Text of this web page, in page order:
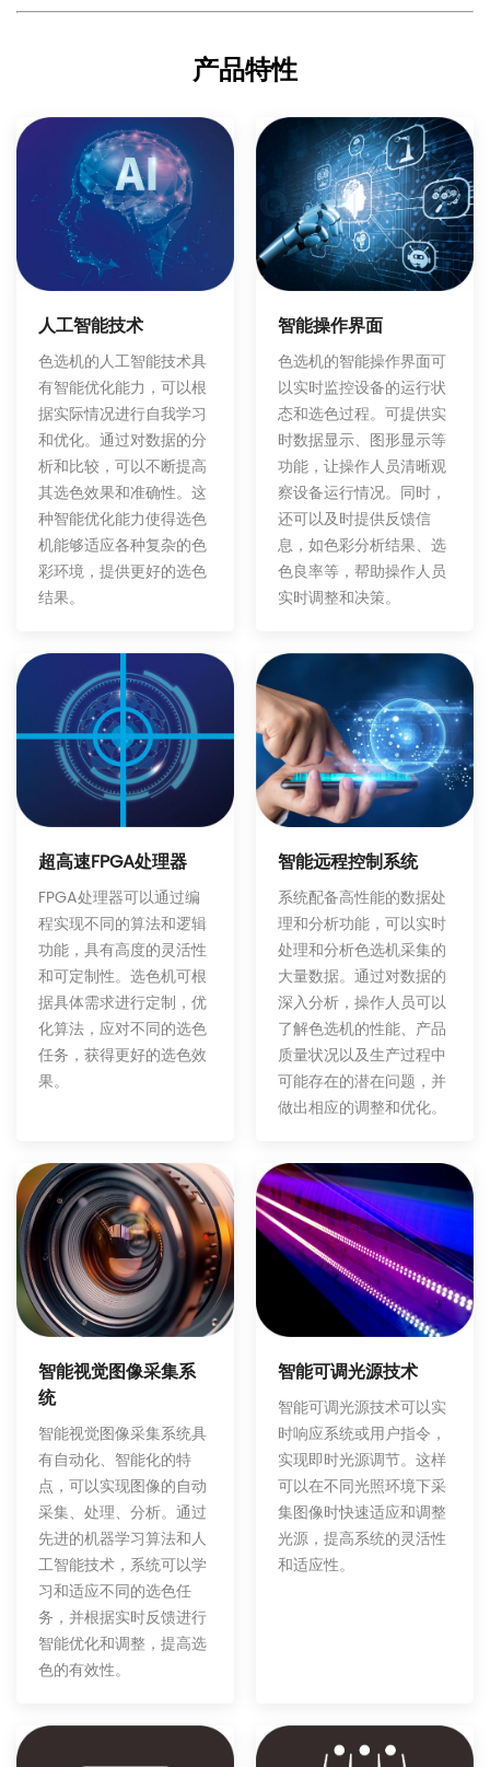
产品特性
人工智能技术
色选机的人工智能技术具
有智能优化能力，可以根
据实际情况进行自我学习
和优化。通过对数据的分
析和比较，可以不断提高
其选色效果和准确性。这
种智能优化能力使得选色
机能够适应各种复杂的色
彩环境，提供更好的选色
结果。
智能操作界面
色选机的智能操作界面可
以实时监控设备的运行状
态和选色过程。可提供实
时数据显示、图形显示等
功能，让操作人员清晰观
察设备运行情况。同时，
还可以及时提供反馈信
息，如色彩分析结果、选
色良率等，帮助操作人员
实时调整和决策。
超高速FPGA处理器
FPGA处理器可以通过编
程实现不同的算法和逻辑
功能，具有高度的灵活性
和可定制性。选色机可根
据具体需求进行定制，优
化算法，应对不同的选色
任务，获得更好的选色效
果。
智能远程控制系统
系统配备高性能的数据处
理和分析功能，可以实时
处理和分析色选机采集的
大量数据。通过对数据的
深入分析，操作人员可以
了解色选机的性能、产品
质量状况以及生产过程中
可能存在的潜在问题，并
做出相应的调整和优化。
智能视觉图像采集系
统
智能视觉图像采集系统具
有自动化、智能化的特
点，可以实现图像的自动
采集、处理、分析。通过
先进的机器学习算法和人
工智能技术，系统可以学
习和适应不同的选色任
务，并根据实时反馈进行
智能优化和调整，提高选
色的有效性。
智能可调光源技术
智能可调光源技术可以实
时响应系统或用户指令，
实现即时光源调节。这样
可以在不同光照环境下采
集图像时快速适应和调整
光源，提高系统的灵活性
和适应性。